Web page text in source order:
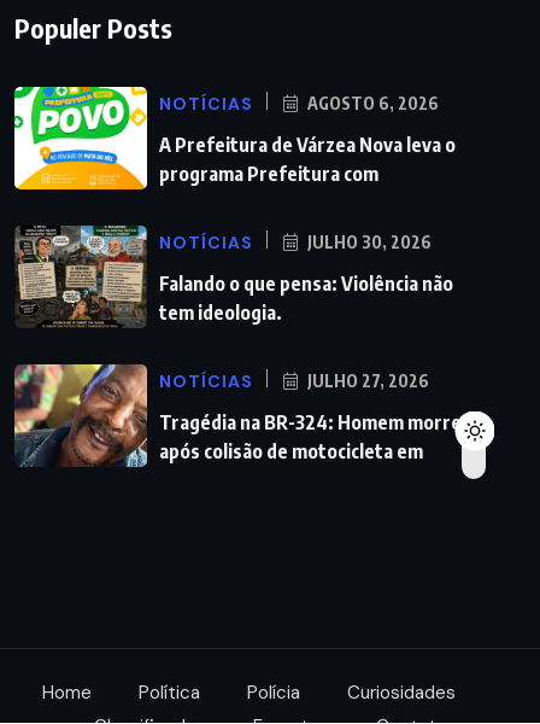
Populer Posts
NOTÍCIAS AGOSTO 6, 2026
A Prefeitura de Várzea Nova leva o
programa Prefeitura com
NOTÍCIAS JULHO 30, 2026
Falando o que pensa: Violência não
tem ideologia.
NOTÍCIAS JULHO 27, 2026
Tragédia na BR-324: Homem morre
após colisão de motocicleta em
Home Política Polícia
Curiosidades